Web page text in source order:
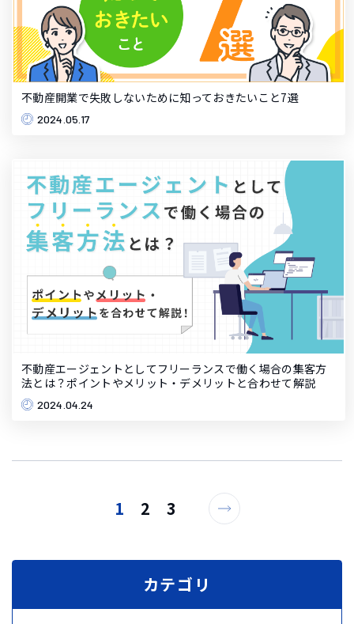
不動産開業で失敗しないために知っておきたいこと7選
2024.05.17
不動産エージェントとしてフリーランスで働く場合の集客方
法とは？ポイントやメリット・デメリットと合わせて解説
2024.04.24
1 2 3
カテゴリ